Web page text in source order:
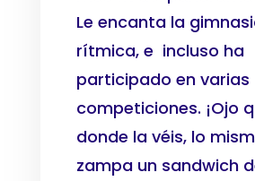
Le encanta la
rítmica, e incluso ha
participado en varias
competiciones. ¡Ojo
donde la véis, lo
zampa un sandwich